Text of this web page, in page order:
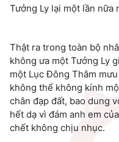
Tưởng Ly lại một lần nữa
Thật ra trong toàn bộ
không ưa một Tưởng Ly
một Lục Đông Thâm
không thể không kính
chân đạp đất, bao dung
hết dạ vì đám anh em
chết không chịu nhục.